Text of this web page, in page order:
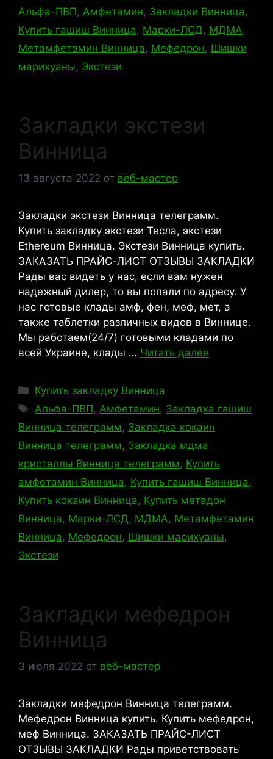
Альфа-ПВП, Амфетамин, Закладки Винница,
Купить гашиш Винница, Марки-ЛСД, МДМА,
Метамфетамин Винница, Мефедрон, Шишки
марихуаны, Экстези
Закладки экстези
Винница
13 августа 2022 от веб-мастер
Закладки экстези Винница телеграмм.
Купить закладку экстези Тесла, экстези
Ethereum Винница. Экстези Винница купить.
ЗАКАЗАТЬ ПРАЙС-ЛИСТ ОТЗЫВЫ ЗАКЛАДКИ
Рады вас видеть у нас, если вам нужен
надежный дилер, то вы попали по адресу. У
нас готовые клады амф, фен, меф, мет, а
также таблетки различных видов в Виннице.
Мы работаем(24/7) готовыми кладами по
всей Украине, клады … Читать далее
Рубрики
Купить закладку Винница
Метки
Альфа-ПВП, Амфетамин, Закладка гашиш
Винница телеграмм, Закладка кокаин
Винница телеграмм, Закладка мдма
кристаллы Винница телеграмм, Купить
амфетамин Винница, Купить гашиш Винница,
Купить кокаин Винница, Купить метадон
Винница, Марки-ЛСД, МДМА, Метамфетамин
Винница, Мефедрон, Шишки марихуаны,
Экстези
Закладки мефедрон
Винница
3 июля 2022 от веб-мастер
Закладки мефедрон Винница телеграмм.
Мефедрон Винница купить. Купить мефедрон,
меф Винница. ЗАКАЗАТЬ ПРАЙС-ЛИСТ
ОТЗЫВЫ ЗАКЛАДКИ Рады приветствовать